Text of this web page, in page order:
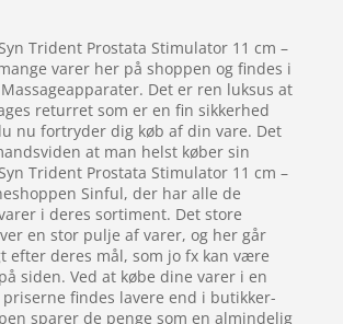
Trident Prostata Stimulator 11 cm –
varer her på shoppen og findes i
Det er ren luksus at
returret som er en fin sikkerhed
nu fortryder dig køb af din vare. Det
at man helst køber sin
Trident Prostata Stimulator 11 cm –
Sinful, der har alle de
i deres sortiment. Det store
en stor pulje af varer, og her går
efter deres mål, som jo fx kan være
siden. Ved at købe dine varer i en
findes lavere end i butikker-
sparer de penge som en almindelig